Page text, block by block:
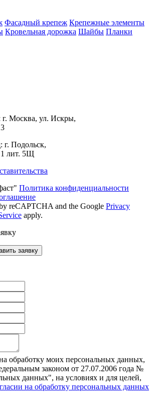
Фасадный крепеж Крепежные элементы
Кровельная дорожка Шайбы Планки
Москва, ул. Искры,
г. Подольск,
1 лит. 5Щ
Политика конфиденциальности
reCAPTCHA and the Google Privacy
apply.
заявку
обработку моих персональных данных,
законом от 27.07.2006 года №
данных", на условиях и для целей,
на обработку персональных данных